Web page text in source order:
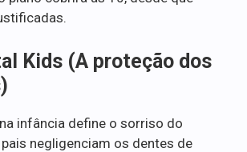
Kids (A proteção dos
infância define o sorriso do
negligenciam os dentes de